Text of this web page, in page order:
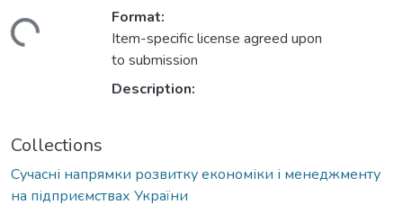
Loading...
Format:
Item-specific license agreed upon
to submission
Description:
Collections
Сучасні напрямки розвитку економіки і менеджменту
на підприємствах України